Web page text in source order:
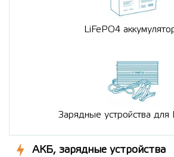
LiFePO4
Зарядные устройства для
АКБ, зарядные устройства